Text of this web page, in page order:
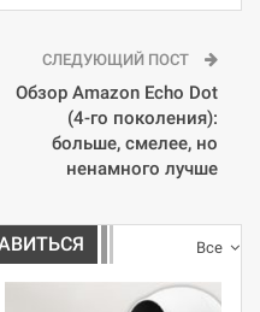
СЛЕДУЮЩИЙ ПОСТ
Обзор Amazon Echo Dot
(4-го поколения):
больше, смелее, но
ненамного лучше
Все